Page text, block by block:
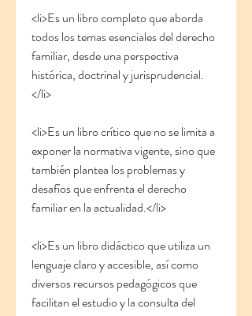
<li>Es un libro completo que aborda
todos los temas esenciales del derecho
familiar, desde una perspectiva
histórica, doctrinal y jurisprudencial.
</li>
<li>Es un libro crítico que no se limita a
exponer la normativa vigente, sino que
también plantea los problemas y
desafíos que enfrenta el derecho
familiar en la actualidad.</li>
<li>Es un libro didáctico que utiliza un
lenguaje claro y accesible, así como
diversos recursos pedagógicos que
facilitan el estudio y la consulta del